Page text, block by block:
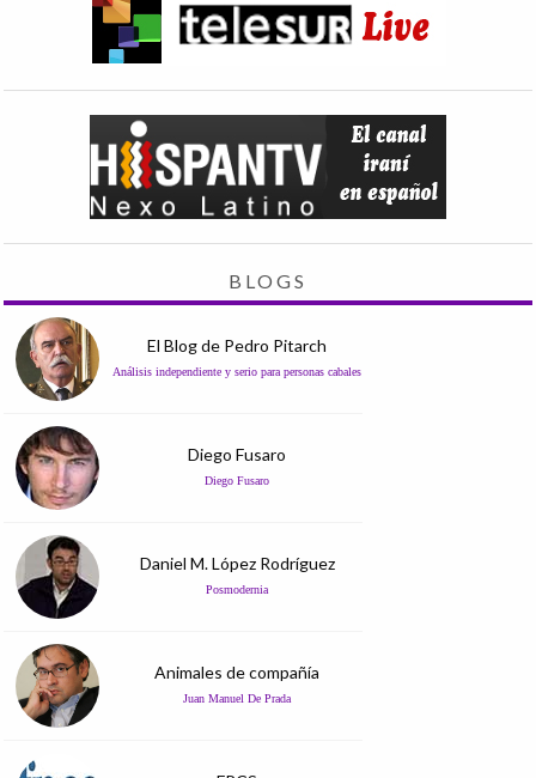
BLOGS
El Blog de Pedro Pitarch
Análisis independiente y serio para personas cabales
Diego Fusaro
Diego Fusaro
Daniel M. López Rodríguez
Posmodernia
Animales de compañía
Juan Manuel De Prada